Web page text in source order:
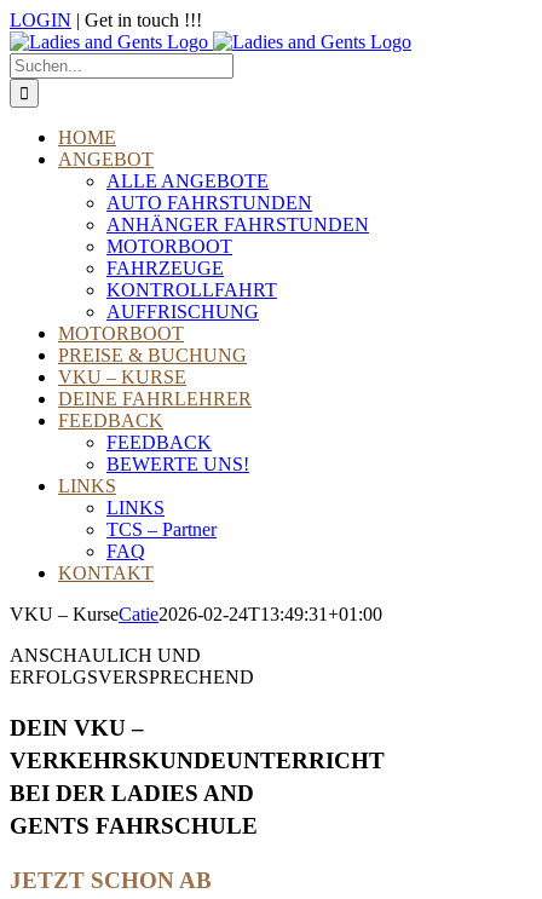
Zum
Inhalt
springen
LOGIN | Get in touch !!!
Telefon
E-
Mail
WhatsApp
Instagram
Facebook
Suche
nach:
HOME
ANGEBOT
ALLE ANGEBOTE
AUTO FAHRSTUNDEN
ANHÄNGER FAHRSTUNDEN
MOTORBOOT
FAHRZEUGE
KONTROLLFAHRT
AUFFRISCHUNG
MOTORBOOT
PREISE & BUCHUNG
VKU – KURSE
DEINE FAHRLEHRER
FEEDBACK
FEEDBACK
BEWERTE UNS!
LINKS
LINKS
TCS – Partner
FAQ
KONTAKT
VKU – KurseCatie2026-02-24T13:49:31+01:00
ANSCHAULICH UND
ERFOLGSVERSPRECHEND
DEIN VKU –
VERKEHRSKUNDEUNTERRICHT
BEI DER LADIES AND
GENTS FAHRSCHULE
JETZT SCHON AB